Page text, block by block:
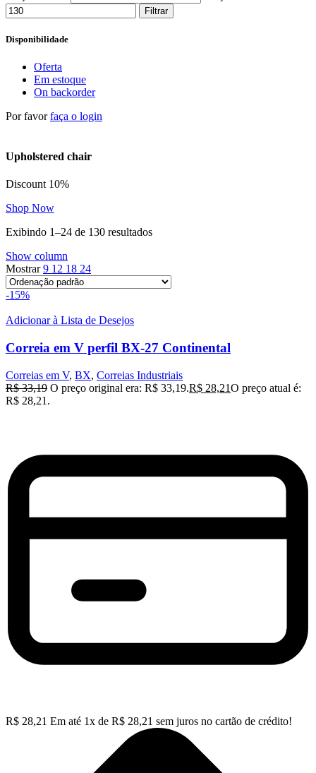
Filtrar
Disponibilidade
Oferta
Em estoque
On backorder
Por favorfaça o login
Upholstered chair
Discount 10%
Shop Now
Exibindo 1–24 de 130 resultados
Show column
Mostrar9 12 18 24
-15%
Adicionar à Lista de Desejos
Correia em V perfil BX-27 Continental
Correias em V, BX, Correias Industriais
R$33,19 O preço original era: R$ 33,19.R$ 28,21O preço atual é:
R$ 28,21.
R$ 28,21 Em até 1x de R$ 28,21 sem juros no cartão de crédito!